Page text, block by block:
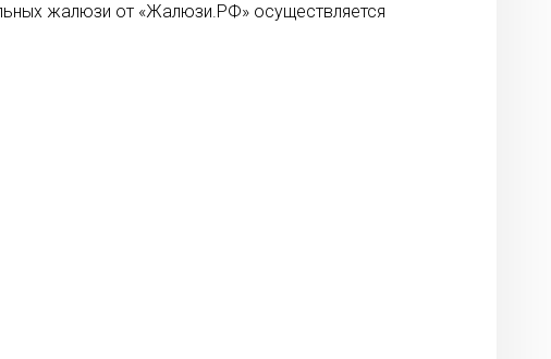
жалюзи от «Жалюзи.РФ» осуществляется